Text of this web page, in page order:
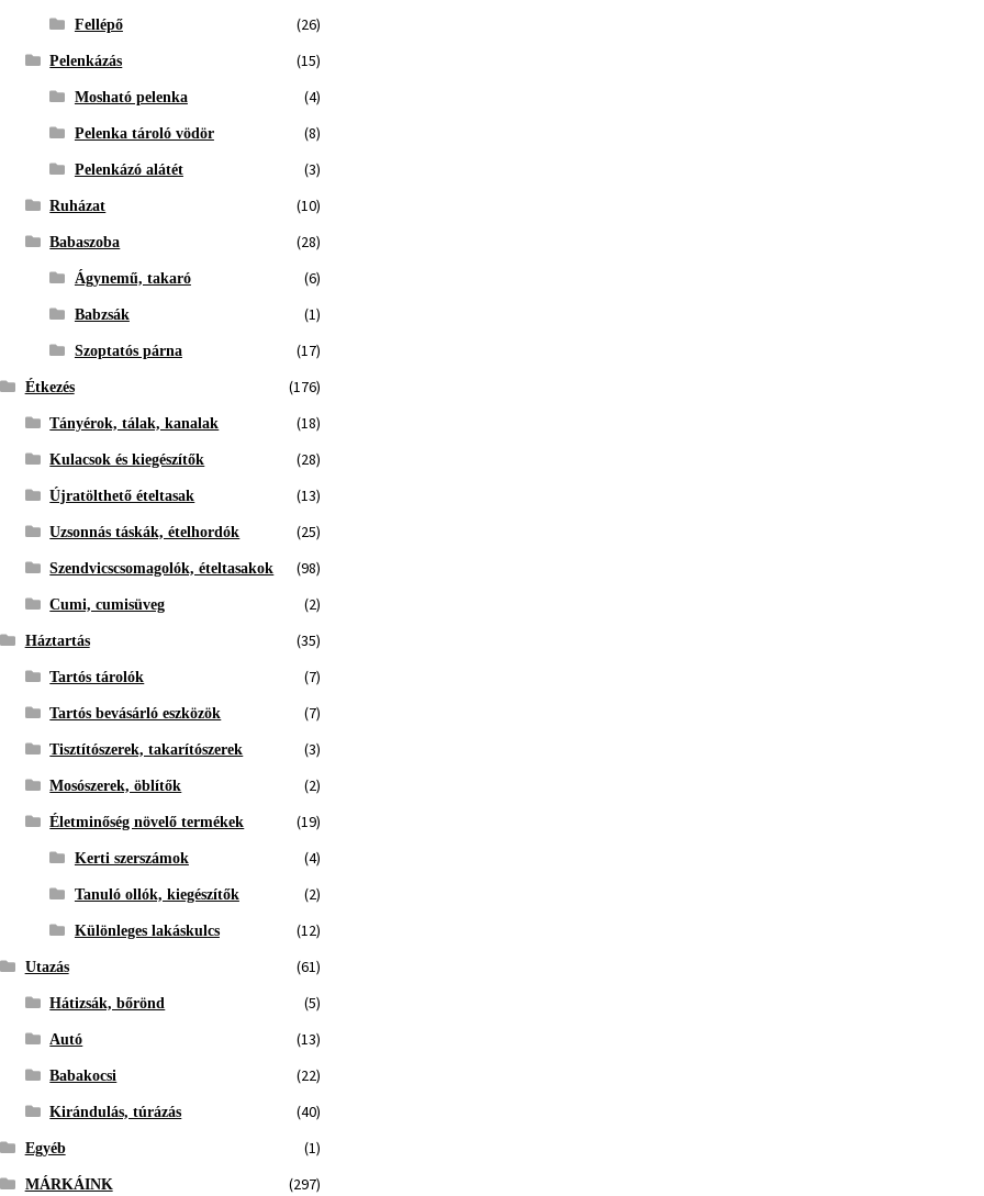
Fellépő (26)
Pelenkázás (15)
Mosható pelenka (4)
Pelenka tároló vödör (8)
Pelenkázó alátét (3)
Ruházat (10)
Babaszoba (28)
Ágynemű, takaró (6)
Babzsák (1)
Szoptatós párna (17)
Étkezés (176)
Tányérok, tálak, kanalak (18)
Kulacsok és kiegészítők (28)
Újratölthető ételtasak (13)
Uzsonnás táskák, ételhordók (25)
Szendvicscsomagolók, ételtasakok (98)
Cumi, cumisüveg (2)
Háztartás (35)
Tartós tárolók (7)
Tartós bevásárló eszközök (7)
Tisztítószerek, takarítószerek (3)
Mosószerek, öblítők (2)
Életminőség növelő termékek (19)
Kerti szerszámok (4)
Tanuló ollók, kiegészítők (2)
Különleges lakáskulcs (12)
Utazás (61)
Hátizsák, bőrönd (5)
Autó (13)
Babakocsi (22)
Kirándulás, túrázás (40)
Egyéb (1)
MÁRKÁINK (297)